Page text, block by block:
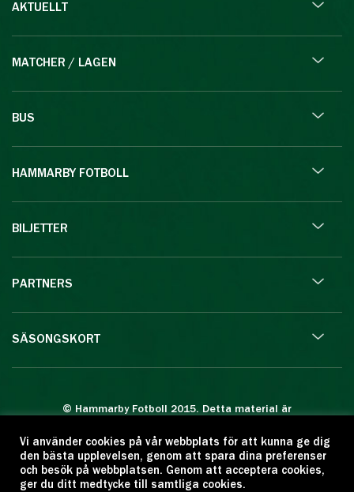
AKTUELLT
MATCHER / LAGEN
BUS
HAMMARBY FOTBOLL
BILJETTER
PARTNERS
SÄSONGSKORT
© Hammarby Fotboll 2015. Detta material är
Eftertryck eller annan kopiering är förbjuden.
Citera oss gärna men ange källan:
www.hammarbyfotboll.se. Ansvarig utgivare:
Vi använder cookies på vår webbplats för att kunna ge dig
den bästa upplevelsen, genom att spara dina preferenser
och besök på webbplatsen. Genom att acceptera cookies,
ger du ditt medtycke till samtliga cookies.